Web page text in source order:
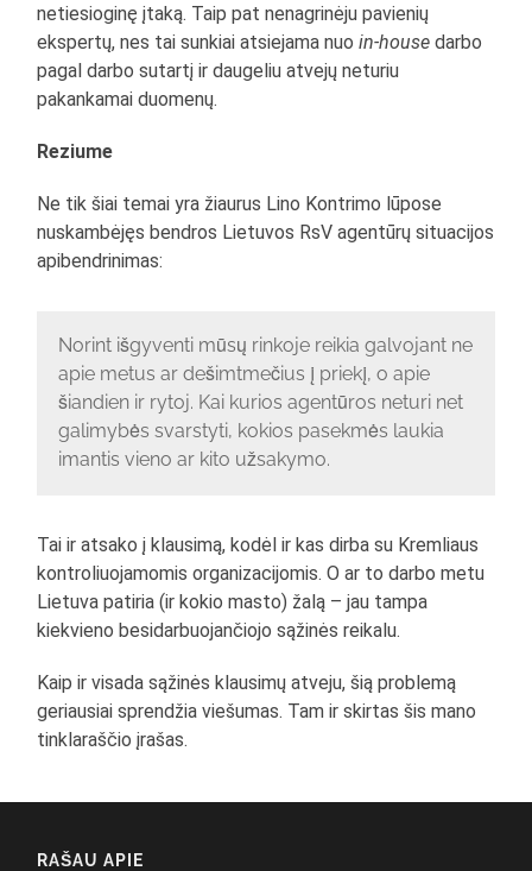
netiesioginę įtaką. Taip pat nenagrinėju pavienių
ekspertų, nes tai sunkiai atsiejama nuoin-house darbo
pagal darbo sutartį ir daugeliu atvejų neturiu
pakankamai duomenų.
Reziume
Ne tik šiai temai yra žiaurus Lino Kontrimo lūpose
nuskambėjęs bendros Lietuvos RsV agentūrų situacijos
apibendrinimas:
Norint išgyventi mūsų rinkoje reikia galvojant ne
apie metus ar dešimtmečius į priekį, o apie
šiandien ir rytoj. Kai kurios agentūros neturi net
galimybės svarstyti, kokios pasekmės laukia
imantis vieno ar kito užsakymo.
Tai ir atsako į klausimą, kodėl ir kas dirba su Kremliaus
kontroliuojamomis organizacijomis. O ar to darbo metu
Lietuva patiria (ir kokio masto) žalą – jau tampa
kiekvieno besidarbuojančiojo sąžinės reikalu.
Kaip ir visada sąžinės klausimų atveju, šią problemą
geriausiai sprendžia viešumas. Tam ir skirtas šis mano
tinklaraščio įrašas.
RAŠAU APIE